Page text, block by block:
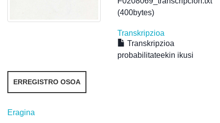
(400bytes)
Transkripzioa
Transkripzioa
probabilitateekin ikusi
ERREGISTRO OSOA
Eragina